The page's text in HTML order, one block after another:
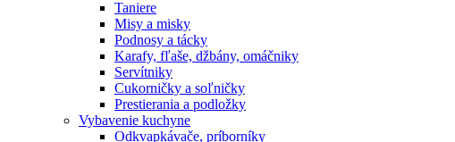
Taniere
Misy a misky
Podnosy a tácky
Karafy, fľaše, džbány, omáčniky
Servítniky
Cukorničky a soľničky
Prestierania a podložky
Vybavenie kuchyne
Odkvapkávače, príborníky